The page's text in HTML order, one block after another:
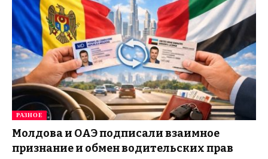
РАЗНОЕ
Молдова и ОАЭ подписали взаимное
признание и обмен водительских прав